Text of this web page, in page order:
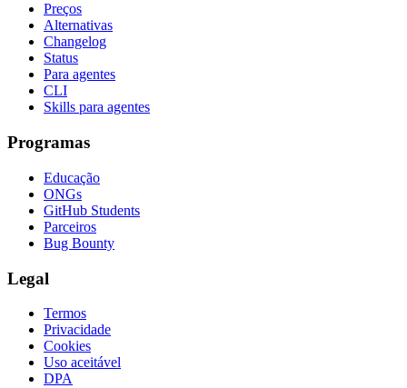
Preços
Alternativas
Changelog
Status
Para agentes
CLI
Skills para agentes
Programas
Educação
ONGs
GitHub Students
Parceiros
Bug Bounty
Legal
Termos
Privacidade
Cookies
Uso aceitável
DPA